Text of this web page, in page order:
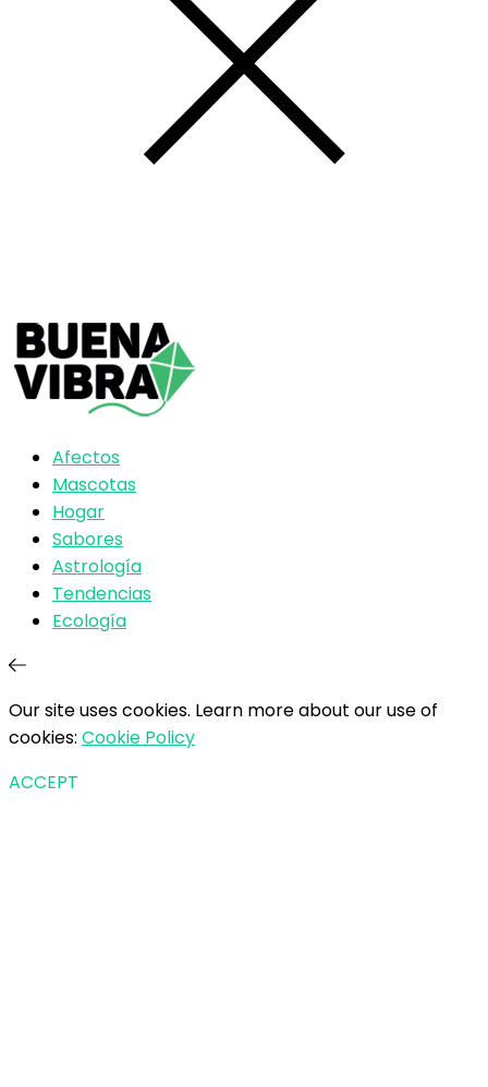
Afectos
Mascotas
Hogar
Sabores
Astrología
Tendencias
Ecología
Our site uses cookies. Learn more about our use of
cookies: Cookie Policy
ACCEPT